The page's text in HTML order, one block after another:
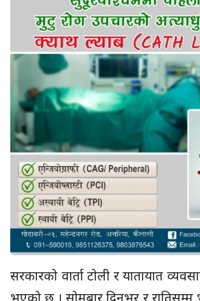
सरकारको वार्ता टोली र यातायात